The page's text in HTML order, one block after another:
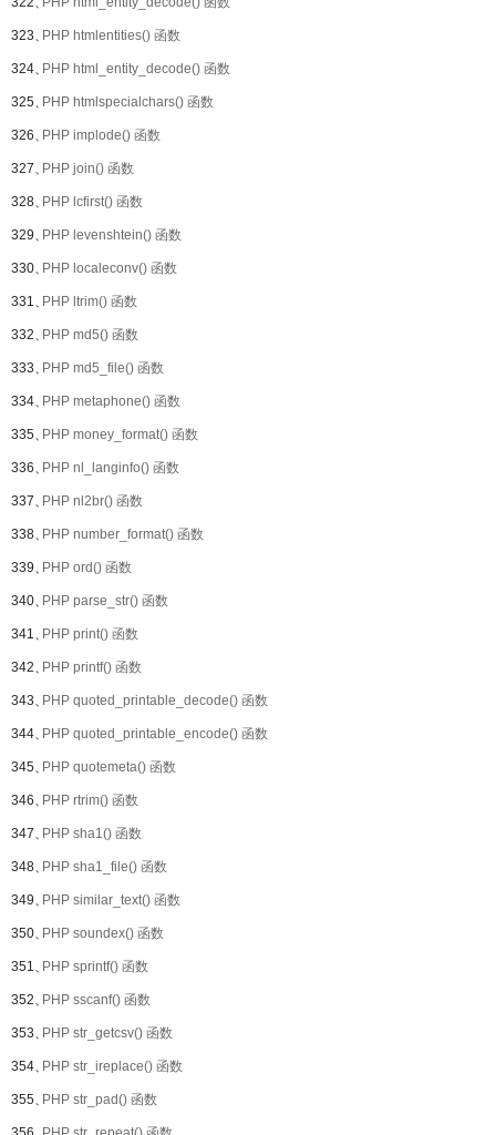
323、PHP htmlentities() 函数
324、PHP html_entity_decode() 函数
325、PHP htmlspecialchars() 函数
326、PHP implode() 函数
327、PHP join() 函数
328、PHP lcfirst() 函数
329、PHP levenshtein() 函数
330、PHP localeconv() 函数
331、PHP ltrim() 函数
332、PHP md5() 函数
333、PHP md5_file() 函数
334、PHP metaphone() 函数
335、PHP money_format() 函数
336、PHP nl_langinfo() 函数
337、PHP nl2br() 函数
338、PHP number_format() 函数
339、PHP ord() 函数
340、PHP parse_str() 函数
341、PHP print() 函数
342、PHP printf() 函数
343、PHP quoted_printable_decode() 函数
344、PHP quoted_printable_encode() 函数
345、PHP quotemeta() 函数
346、PHP rtrim() 函数
347、PHP sha1() 函数
348、PHP sha1_file() 函数
349、PHP similar_text() 函数
350、PHP soundex() 函数
351、PHP sprintf() 函数
352、PHP sscanf() 函数
353、PHP str_getcsv() 函数
354、PHP str_ireplace() 函数
355、PHP str_pad() 函数